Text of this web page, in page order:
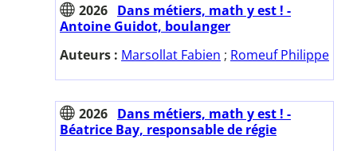
2026 Dans métiers, math y est ! -
Antoine Guidot, boulanger
Auteurs : Marsollat Fabien ; Romeuf Philippe
2026 Dans métiers, math y est ! -
Béatrice Bay, responsable de régie